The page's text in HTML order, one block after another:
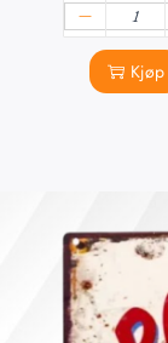
Kjøp